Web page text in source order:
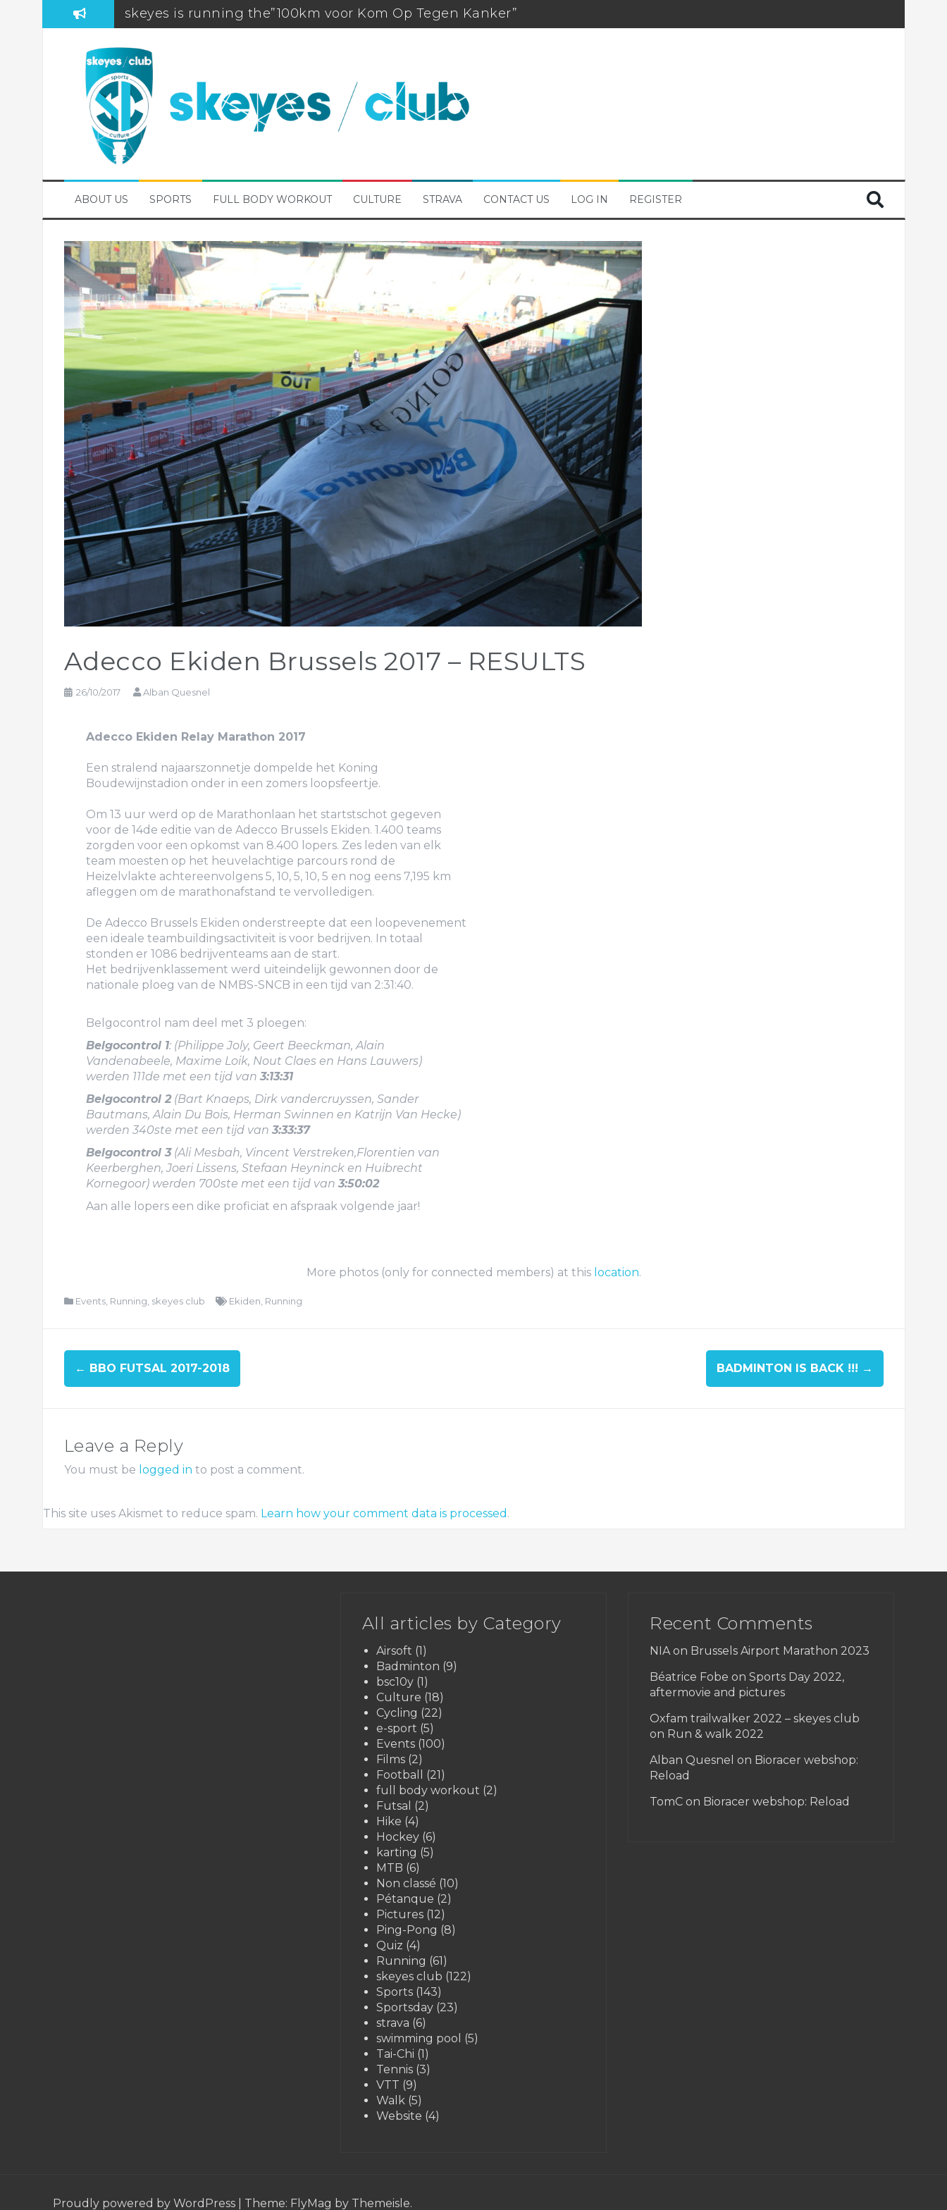
skeyes is running the”100km voor Kom Op Tegen Kanker”
skeyes participates to De Warmste week/Viva for life
Brussels Airport (Half) Marathon 2025 Pictures
PROMO! New Season Badminton & Futsal at skeyes
Sports Day 2025
WEBSHOP BIORACER OPEN! (until 31/05)
skeyes club quiz Postponed
ABOUT US SPORTS FULL BODY WORKOUT CULTURE STRAVA CONTACT US LOG IN REGISTER
Adecco Ekiden Brussels 2017 – RESULTS
26/10/2017 Alban Quesnel
Adecco Ekiden Relay Marathon 2017
Een stralend najaarszonnetje dompelde het Koning
Boudewijnstadion onder in een zomers loopsfeertje.
Om 13 uur werd op de Marathonlaan het startstschot gegeven
voor de 14de editie van de Adecco Brussels Ekiden. 1.400 teams
zorgden voor een opkomst van 8.400 lopers. Zes leden van elk
team moesten op het heuvelachtige parcours rond de
Heizelvlakte achtereenvolgens 5, 10, 5, 10, 5 en nog eens 7,195 km
afleggen om de marathonafstand te vervolledigen.
De Adecco Brussels Ekiden onderstreepte dat een loopevenement
een ideale teambuildingsactiviteit is voor bedrijven. In totaal
stonden er 1086 bedrijventeams aan de start.
Het bedrijvenklassement werd uiteindelijk gewonnen door de
nationale ploeg van de NMBS-SNCB in een tijd van 2:31:40.
Belgocontrol nam deel met 3 ploegen:
Belgocontrol 1: (Philippe Joly, Geert Beeckman, Alain
Vandenabeele, Maxime Loik, Nout Claes en Hans Lauwers)
werden 111de met een tijd van3:13:31
Belgocontrol 2(Bart Knaeps, Dirk vandercruyssen, Sander
Bautmans, Alain Du Bois, Herman Swinnen en Katrijn Van Hecke)
werden 340ste met een tijd van3:33:37
Belgocontrol 3(Ali Mesbah, Vincent Verstreken,Florentien van
Keerberghen, Joeri Lissens, Stefaan Heyninck en Huibrecht
Kornegoor) werden 700ste met een tijd van3:50:02
Aan alle lopers een dike proficiat en afspraak volgende jaar!
More photos (only for connected members) at this location.
Events, Running skeyes club Ekiden Running
← BBO FUTSAL 2017-2018 BADMINTON IS BACK !!! →
Leave a Reply
You must be logged in to post a comment.
This site uses Akismet to reduce spam. Learn how your comment data is processed .
All articles by Category
Airsoft (1)
Badminton (9)
bsc10y(1)
Culture (18)
Cycling (22)
e-sport (5)
Events(100)
Films(2)
Football
(21)
full body workout (2)
Futsal (2)
Hike (4)
Hockey(6)
karting (5)
MTB (6)
Non classé (10)
Pétanque (2)
Pictures(12)
Ping-Pong (8)
Quiz (4)
Running (61)
skeyes club (122)
Sports(143)
Sportsday(23)
strava (6)
swimming pool (5)
Tai-Chi (1)
Tennis(3)
VTT (9)
Walk (5)
Website (4)
Recent Comments
NIA on Brussels Airport Marathon 2023
Béatrice Fobe onSports Day 2022,
aftermovie and pictures
Oxfam trailwalker 2022 – skeyes club
on Run & walk 2022
Alban Quesnel on Bioracer webshop:
Reload
TomC on Bioracer webshop: Reload
Proudly powered by WordPress Theme: FlyMag by Themeisle.